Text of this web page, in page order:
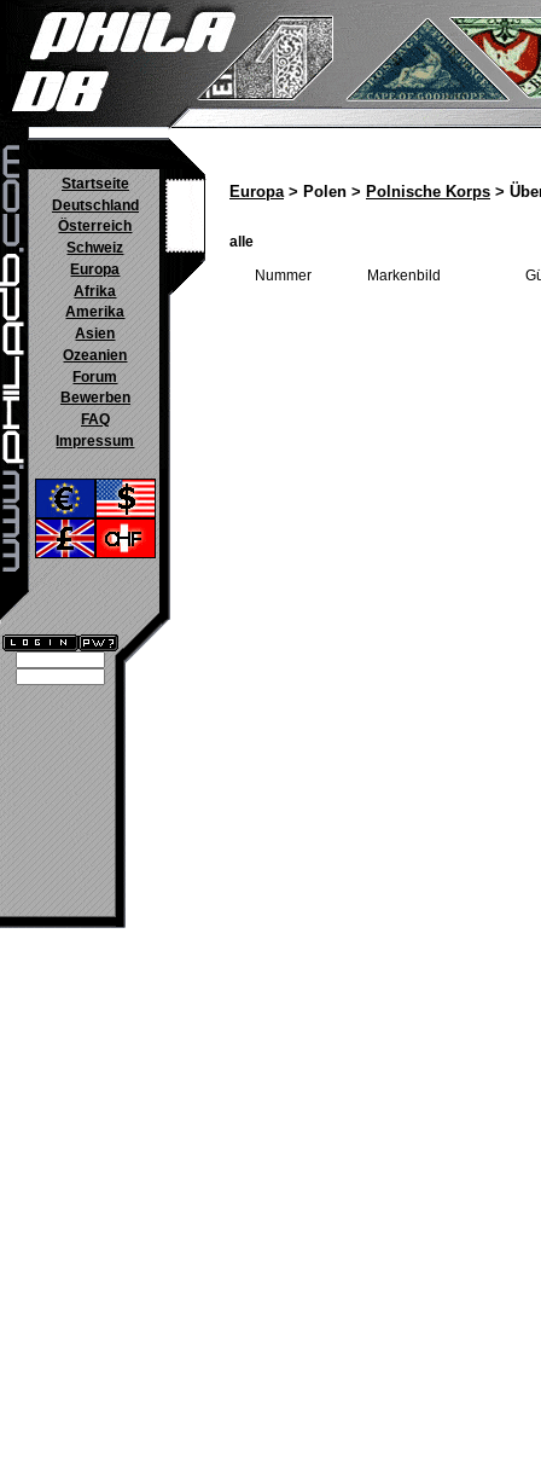
Startseite
Deutschland
Österreich
Schweiz
Europa
Afrika
Amerika
Asien
Ozeanien
Forum
Bewerben
FAQ
Impressum
Europa> Polen > Polnische Korps >
alle
Nummer Markenbild